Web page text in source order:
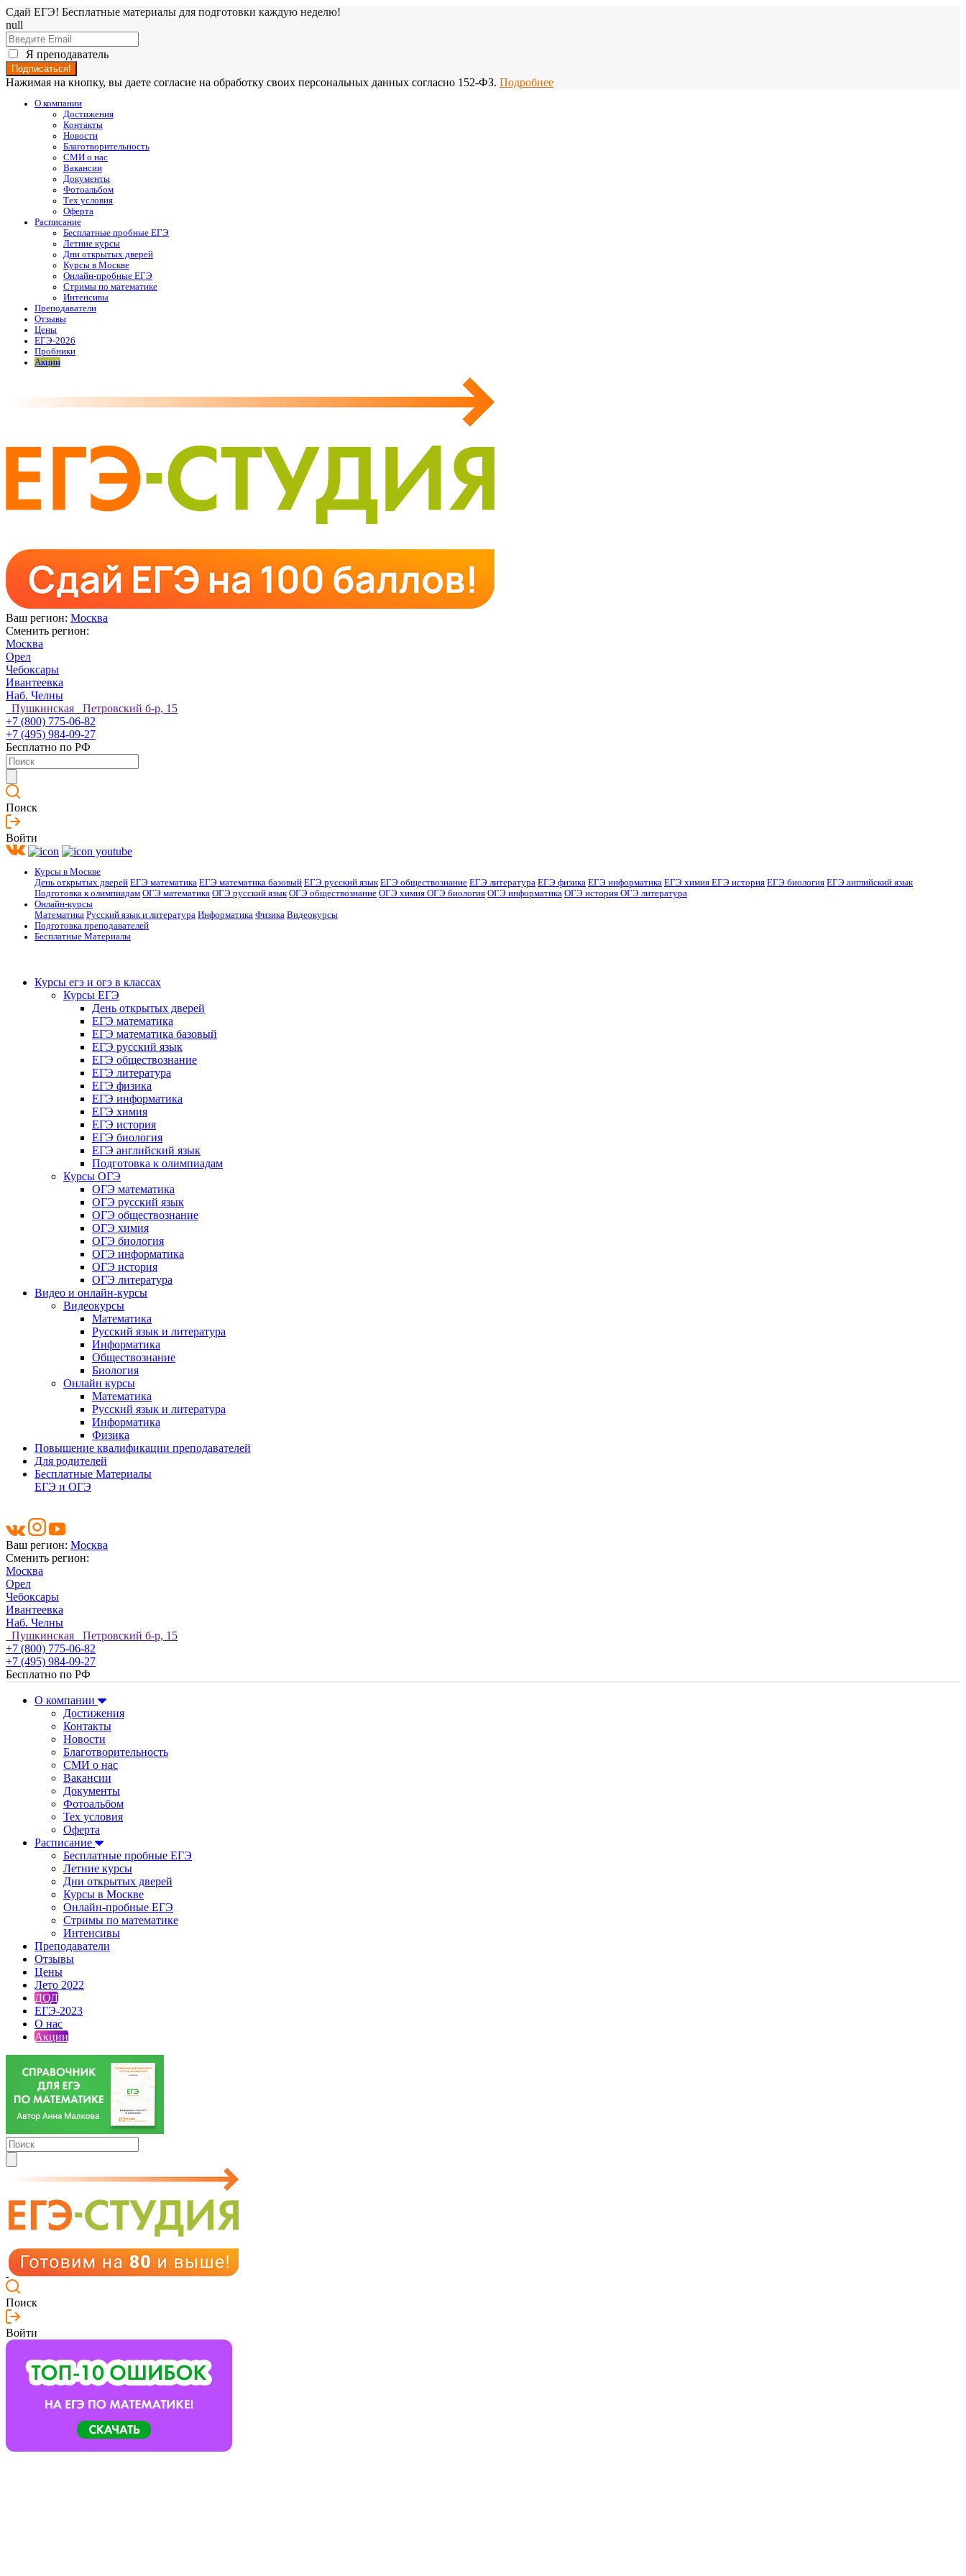
Сдай ЕГЭ! Бесплатные материалы для подготовки каждую неделю!
null
Я преподаватель
Нажимая на кнопку, вы даете согласие на обработку своих персональных данных согласно 152-ФЗ. Подробнее
О компании
Достижения
Контакты
Новости
Благотворительность
СМИ о нас
Вакансии
Документы
Фотоальбом
Тех условия
Оферта
Расписание
Бесплатные пробные ЕГЭ
Летние курсы
Дни открытых дверей
Курсы в Москве
Онлайн-пробные ЕГЭ
Стримы по математике
Интенсивы
Преподаватели
Отзывы
Цены
ЕГЭ-2026
Пробники
Акции
Ваш регион: Москва
Сменить регион:
Москва
Орел
Чебоксары
Ивантеевка
Наб. Челны
Пушкинская Петровский б-р, 15
+7 (800) 775-06-82
+7 (495) 984-09-27
Бесплатно по РФ
Поиск
Войти
Курсы в Москве
День открытых дверей ЕГЭ математика ЕГЭ математика базовый ЕГЭ русский язык ЕГЭ обществознание ЕГЭ литература ЕГЭ физика ЕГЭ информатика ЕГЭ химия ЕГЭ история ЕГЭ биология ЕГЭ английский язык
Подготовка к олимпиадам ОГЭ математика ОГЭ русский язык ОГЭ обществознание ОГЭ химия ОГЭ биология ОГЭ информатика ОГЭ история ОГЭ литература
Онлайн-курсы
Математика Русский язык и литература Информатика Физика Видеокурсы
Подготовка преподавателей
Бесплатные Материалы
Курсы егэ и огэ в классах
Курсы ЕГЭ
День открытых дверей
ЕГЭ математика
ЕГЭ математика базовый
ЕГЭ русский язык
ЕГЭ обществознание
ЕГЭ литература
ЕГЭ физика
ЕГЭ информатика
ЕГЭ химия
ЕГЭ история
ЕГЭ биология
ЕГЭ английский язык
Подготовка к олимпиадам
Курсы ОГЭ
ОГЭ математика
ОГЭ русский язык
ОГЭ обществознание
ОГЭ химия
ОГЭ биология
ОГЭ информатика
ОГЭ история
ОГЭ литература
Видео и онлайн-курсы
Видеокурсы
Математика
Русский язык и литература
Информатика
Обществознание
Биология
Онлайн курсы
Математика
Русский язык и литература
Информатика
Физика
Повышение квалификации преподавателей
Для родителей
Бесплатные Материалы
ЕГЭ и ОГЭ
Ваш регион: Москва
Сменить регион:
Москва
Орел
Чебоксары
Ивантеевка
Наб. Челны
Пушкинская Петровский б-р, 15
+7 (800) 775-06-82
+7 (495) 984-09-27
Бесплатно по РФ
О компании
Достижения
Контакты
Новости
Благотворительность
СМИ о нас
Вакансии
Документы
Фотоальбом
Тех условия
Оферта
Расписание
Бесплатные пробные ЕГЭ
Летние курсы
Дни открытых дверей
Курсы в Москве
Онлайн-пробные ЕГЭ
Стримы по математике
Интенсивы
Преподаватели
Отзывы
Цены
Лето 2022
ДОД
ЕГЭ-2023
О нас
Акции
Поиск
Войти